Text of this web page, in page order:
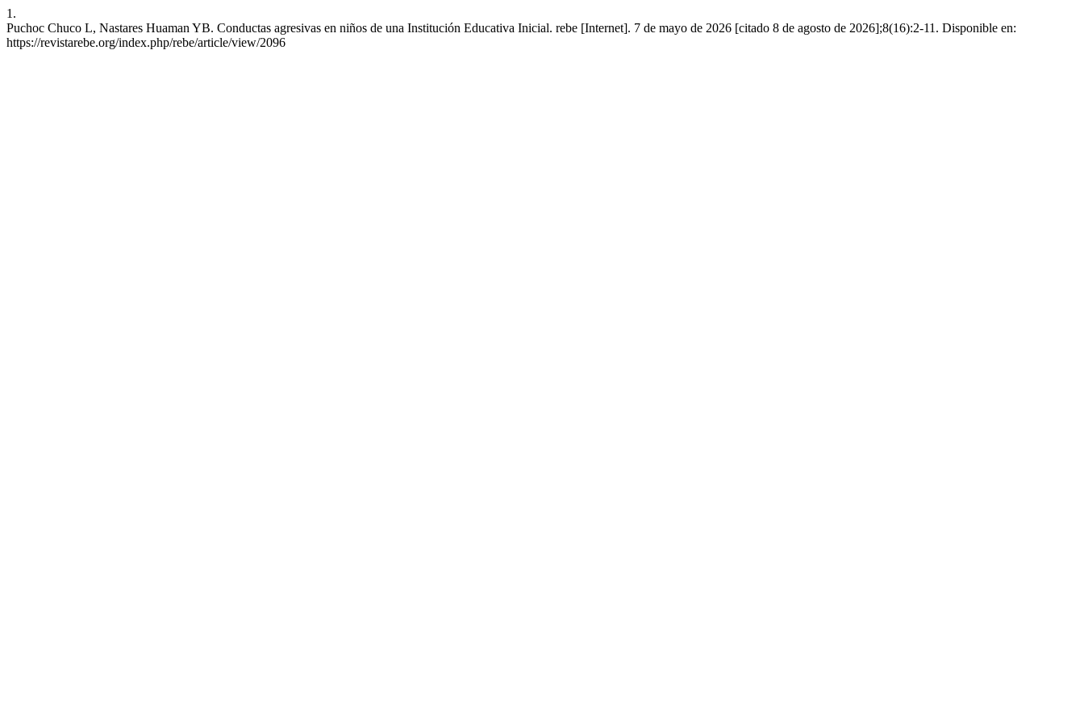
1.
Puchoc Chuco L, Nastares Huaman YB. Conductas agresivas en niños de una Institución Educativa Inicial. rebe [Internet]. 7 de mayo de 2026 [citado 8 de agosto de 2026];8(16):2-11. Disponible en:
https://revistarebe.org/index.php/rebe/article/view/2096